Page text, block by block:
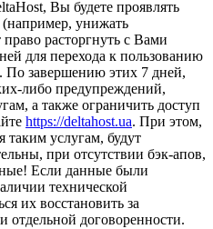
Вы будете проявлять
унижать
расторгнуть с Вами
для перехода к пользованию
По завершению этих 7 дней,
либо предупреждений,
а также ограничить доступ
https://deltahost.ua. При этом,
таким услугам, будут
при отсутствии бэк-апов,
Если данные были
технической
их восстановить за
отдельной договоренности.